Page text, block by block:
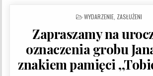
POSTED IN
WYDARZENIE, ZASŁUŻENI
Zapraszamy na
oznaczenia grobu
znakiem pamięci